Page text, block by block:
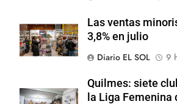
Las ventas
3,8% en julio
Diario EL SOL
9
Quilmes: siete
la Liga Femenina